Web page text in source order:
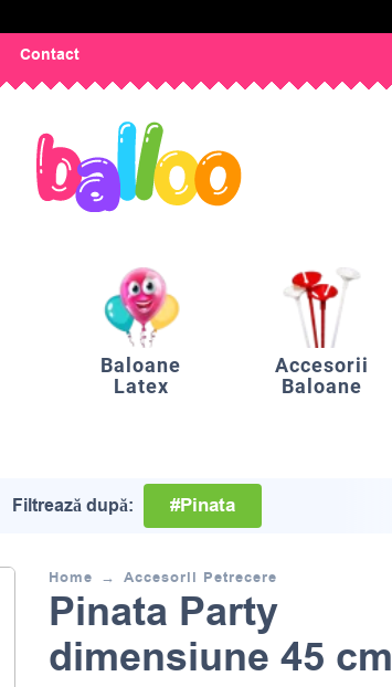
Contact
Baloane
Latex
Accesorii
Baloane
Filtrează după: #Pinata
Home Accesorii Petrecere
Pinata Party
dimensiune 45 cm